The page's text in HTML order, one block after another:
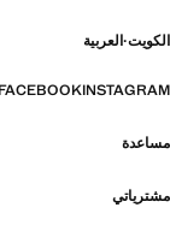
الكويت·العربية
INSTAGRAM
FACEBOOK
مساعدة
مشترياتي